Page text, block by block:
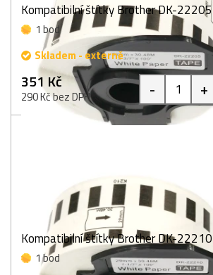
Kompatibilní štítky Brother DK-22205
1 bod
Skladem - externě
351 Kč
290 Kč bez DPH - +
Kompatibilní štítky Brother DK-22210
1 bod